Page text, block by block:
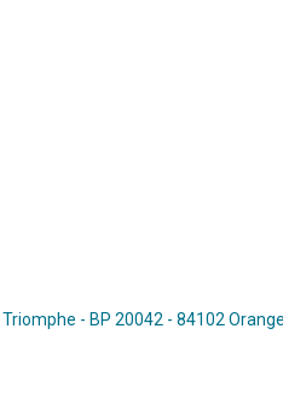
- BP 20042 - 84102